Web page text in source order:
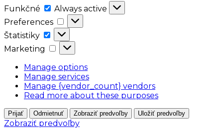
Funkčné Funkčné
Always active
Preferences
Preferences
Štatistiky
Štatistiky
Marketing
Marketing
Manage options
Manage services
Manage {vendor_count} vendors
Read more about these purposes
Prijať Odmietnuť Zobraziť predvoľby Uložiť predvoľby
Zobraziť predvoľby